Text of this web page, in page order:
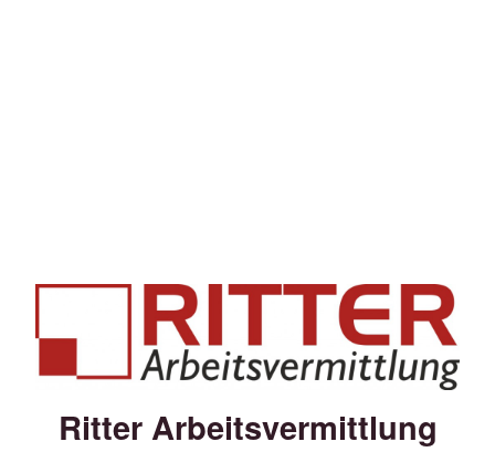
Ritter Arbeitsvermittlung